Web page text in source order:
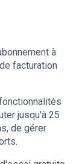
à
facturation
jusqu'à 25
de gérer